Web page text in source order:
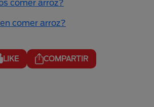
comer arroz?
comer arroz?
LIKE COMPARTIR